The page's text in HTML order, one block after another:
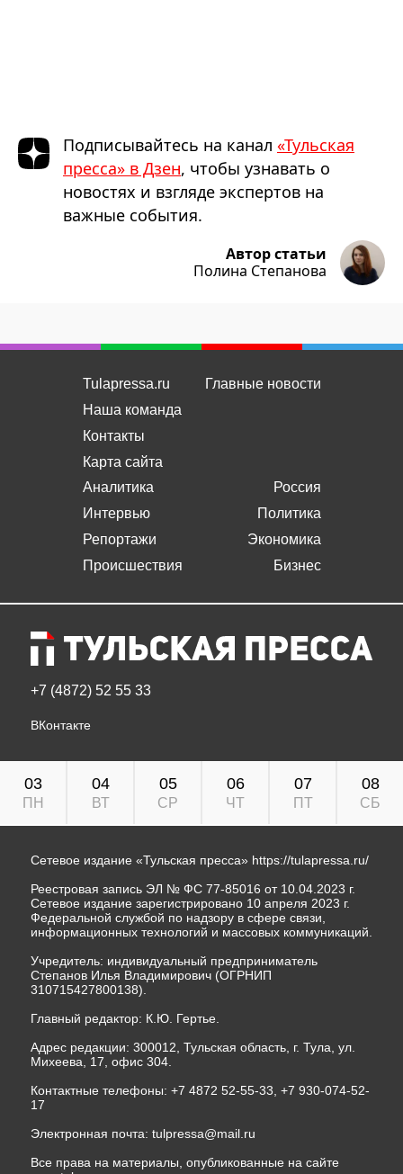
Подписывайтесь на канал «Тульская
пресса» в Дзен, чтобы узнавать о
новостях и взгляде экспертов на
важные события.
Автор статьи
Полина Степанова
Tulapressa.ru
Наша команда
Контакты
Карта сайта
Главные новости
Аналитика
Интервью
Репортажи
Происшествия
Россия
Политика
Экономика
Бизнес
+7 (4872) 52 55 33
ВКонтакте
03
ПН
04
ВТ
05
СР
06
ЧТ
07
ПТ
08
СБ
Сетевое издание «Тульская пресса» https://tulapressa.ru/
Реестровая запись ЭЛ № ФС 77-85016 от 10.04.2023 г.
Сетевое издание зарегистрировано 10 апреля 2023 г.
Федеральной службой по надзору в сфере связи,
информационных технологий и массовых коммуникаций.
Учредитель: индивидуальный предприниматель
Степанов Илья Владимирович (ОГРНИП
310715427800138).
Главный редактор: К.Ю. Гертье.
Адрес редакции: 300012, Тульская область, г. Тула, ул.
Михеева, 17, офис 304.
Контактные телефоны: +7 4872 52-55-33, +7 930-074-52-
17
Электронная почта: tulpressa@mail.ru
Все права на материалы, опубликованные на сайте